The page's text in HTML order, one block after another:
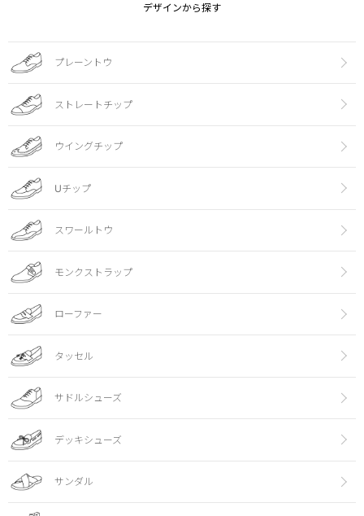
デザインから探す
プレーントウ
ストレートチップ
ウイングチップ
Uチップ
スワールトウ
モンクストラップ
ローファー
タッセル
サドルシューズ
デッキシューズ
サンダル